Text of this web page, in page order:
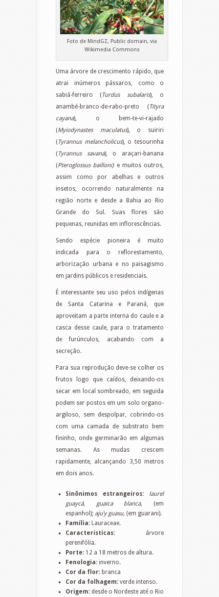
Foto de MindGZ, Public domain, via
Wikimedia Commons
Uma árvore de crescimento rápido, que
atrai inúmeros pássaros, como o
sabiá-ferreiro (Turdus subalaris), o
anambé-branco-de-rabo-preto (Tityra
cayana), o bem-te-vi-rajado
(Myiodynastes maculatus), o suiriri
(Tyrannus melancholicus), o tesourinha
(Tyrannus savana), o araçari-banana
(Pteroglossus bailloni) e muitos outros,
assim como por abelhas e outros
insetos, ocorrendo naturalmente na
região norte e desde a Bahia ao Rio
Grande do Sul. Suas flores são
pequenas, reunidas em inflorescências.
Sendo espécie pioneira é muito
indicada para o reflorestamento,
arborização urbana e no paisagismo
em jardins públicos e residenciais.
É interessante seu uso pelos indígenas
de Santa Catarina e Paraná, que
aproveitam a parte interna do caule e a
casca desse caule, para o tratamento
de furúnculos, acabando com a
secreção.
Para sua reprodução deve-se colher os
frutos logo que caídos, deixando-os
secar em local sombreado, em seguida
podem ser postos em um solo organo-
argiloso, sem despolpar, cobrindo-os
com uma camada de substrato bem
fininho, onde germinarão em algumas
semanas. As mudas crescem
rapidamente, alcançando 3,50 metros
em dois anos.
Sinônimos estrangeiros:
laurel
guaycá, guaica blanca, (em
espanhol); aju’y guasu, (em guarani).
Família: Lauraceae.
Características: árvore
perenifólia.
Porte: 12 a 18 metros de altura.
Fenologia: inverno.
Cor da flor: branca
Cor da folhagem: verde intenso.
Origem: desde o Nordeste até o Rio